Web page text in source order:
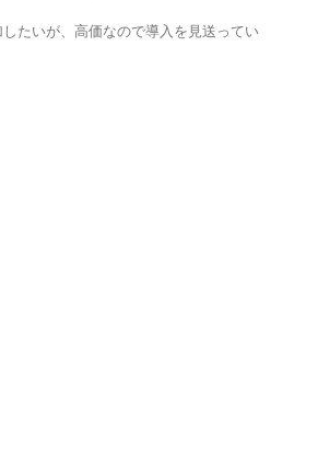
したいが、高価なので導入を見送ってい